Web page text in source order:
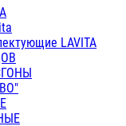
LAVITA